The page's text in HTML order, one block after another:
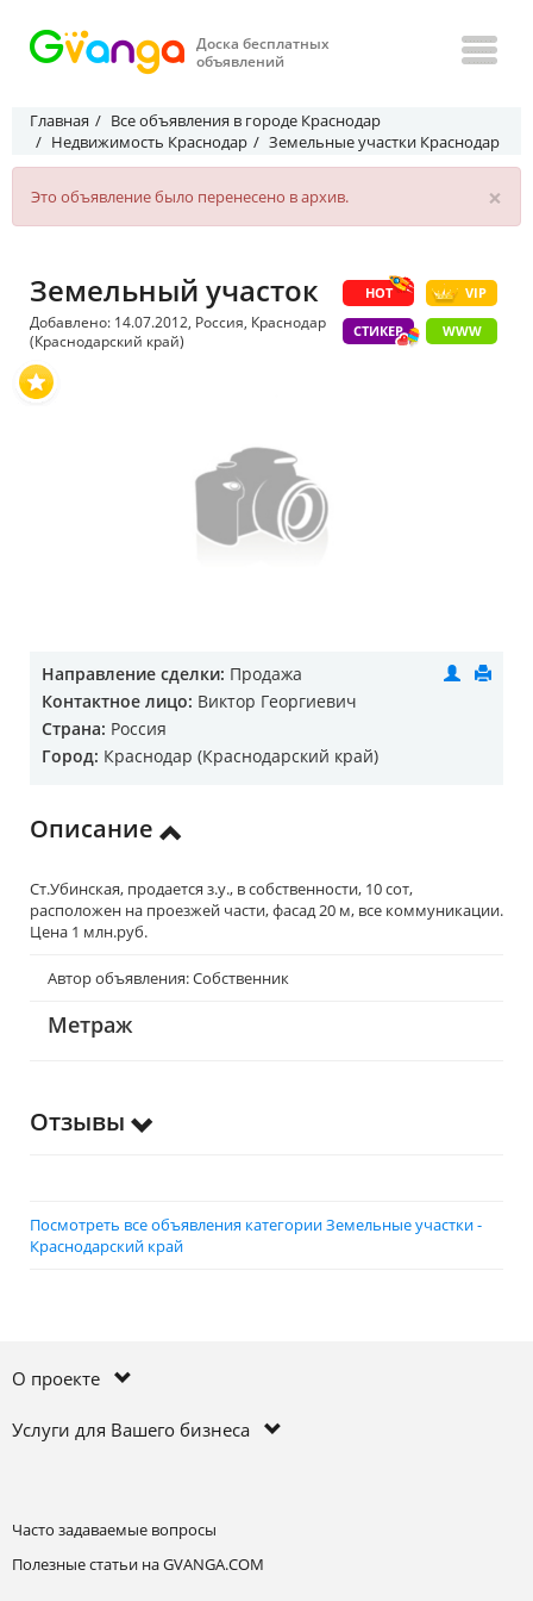
Доска бесплатных
объявлений
Главная
Все объявления в городе Краснодар
Недвижимость Краснодар
Земельные участки Краснодар
×
Это объявление было перенесено в архив.
HOT VIP
СТИКЕР WWW
Земельный участок
Добавлено: 14.07.2012, Россия, Краснодар
(Краснодарский край)
Направление сделки: Продажа
Контактное лицо: Виктор Георгиевич
Страна: Россия
Город: Краснодар (Краснодарский край)
Описание
Ст.Убинская, продается з.у., в собственности, 10 сот,
расположен на проезжей части, фасад 20 м, все коммуникации.
Цена 1 млн.руб.
Автор объявления: Собственник
Метраж
Отзывы
Посмотреть все объявления категории Земельные участки -
Краснодарский край
О проекте
Услуги для Вашего бизнеса
Часто задаваемые вопросы
Полезные статьи на GVANGA.COM